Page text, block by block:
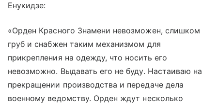
Енукидзе:
«Орден Красного Знамени невозможен, слишком
груб и снабжен таким механизмом для
прикрепления на одежду, что носить его
невозможно. Выдавать его не буду. Настаиваю на
прекращении производства и передаче дела
военному ведомству. Орден ждут несколько